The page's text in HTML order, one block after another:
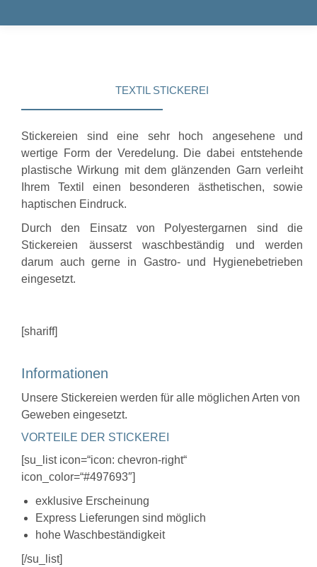
TEXTIL STICKEREI
Stickereien sind eine sehr hoch angesehene und
wertige Form der Veredelung. Die dabei entstehende
plastische Wirkung mit dem glänzenden Garn verleiht
Ihrem Textil einen besonderen ästhetischen, sowie
haptischen Eindruck.
Durch den Einsatz von Polyestergarnen sind die
Stickereien äusserst waschbeständig und werden
darum auch gerne in Gastro- und Hygienebetrieben
eingesetzt.
[shariff]
Informationen
Unsere Stickereien werden für alle möglichen Arten von
Geweben eingesetzt.
VORTEILE DER STICKEREI
[su_list icon=“icon: chevron-right“
icon_color=“#497693″]
exklusive Erscheinung
Express Lieferungen sind möglich
hohe Waschbeständigkeit
[/su_list]